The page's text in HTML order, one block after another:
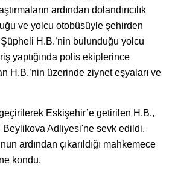
ardından dolandırıcılık
ve yolcu otobüsüyle şehirden
Şüpheli H.B.’nin bulunduğu yolcu
yaptığında polis ekiplerince
H.B.’nin üzerinde ziynet eşyaları ve
Eskişehir’e getirilen H.B.,
Beylikova Adliyesi'ne sevk edildi.
ardından çıkarıldığı mahkemece
kondu.